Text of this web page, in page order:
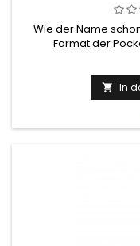
Wie der Name
Format der
Aluminiumflasche
können.Dank seiner
sehr
schnellen und
 In